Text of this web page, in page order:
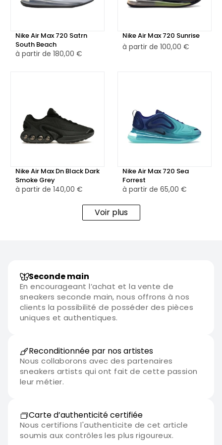
💎Construite avec des matériaux de haute qualité, la Nike
son unité Air Max surdimensionnée qui enveloppe toute la
semelle. Cela assure un amorti supérieur et une sensation
de légèreté, idéale pour un usage quotidien ou des
compléter un look urbain contemporain ou pour ajouter
une touche de modernité à une tenue décontractée. La
Nike Air Max 720 Saturn Black Dark Grey incarne l'innovation
et le design audacieux de Nike, attirant les amateurs de
véritablement.
Nike Air Max 720 Satrn
South Beach
à partir de 180,00 €
Nike Air Max 720 Sunrise
à partir de 100,00 €
Nike Air Max Dn Black Dark
Smoke Grey
à partir de 140,00 €
Nike Air Max 720 Sea
Forrest
à partir de 65,00 €
Voir plus
Seconde main
En encourageant l’achat et la vente de
sneakers seconde main, nous offrons à nos
clients la possibilité de posséder des pièces
uniques et authentiques.
Reconditionnée par nos artistes
Nous collaborons avec des partenaires
sneakers artists qui ont fait de cette passion
leur métier.
Carte d’authenticité certifiée
Nous certifions l'authenticite de cet article
soumis aux contrôles les plus rigoureux.